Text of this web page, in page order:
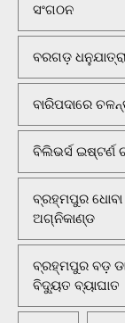
ସଂଗଠନ
ବରଗଡ଼
ବାରିପଦାରେ
ବିଲିଭର୍ସ ଇଷ୍ଟର୍ଣ
ବ୍ରହ୍ମପୁର
ଅଗ୍ନିକାଣ୍ଡ
ବ୍ରହ୍ମପୁର ବଡ଼
ବିଦ୍ୟୁତ ବ୍ୟାଘାତ